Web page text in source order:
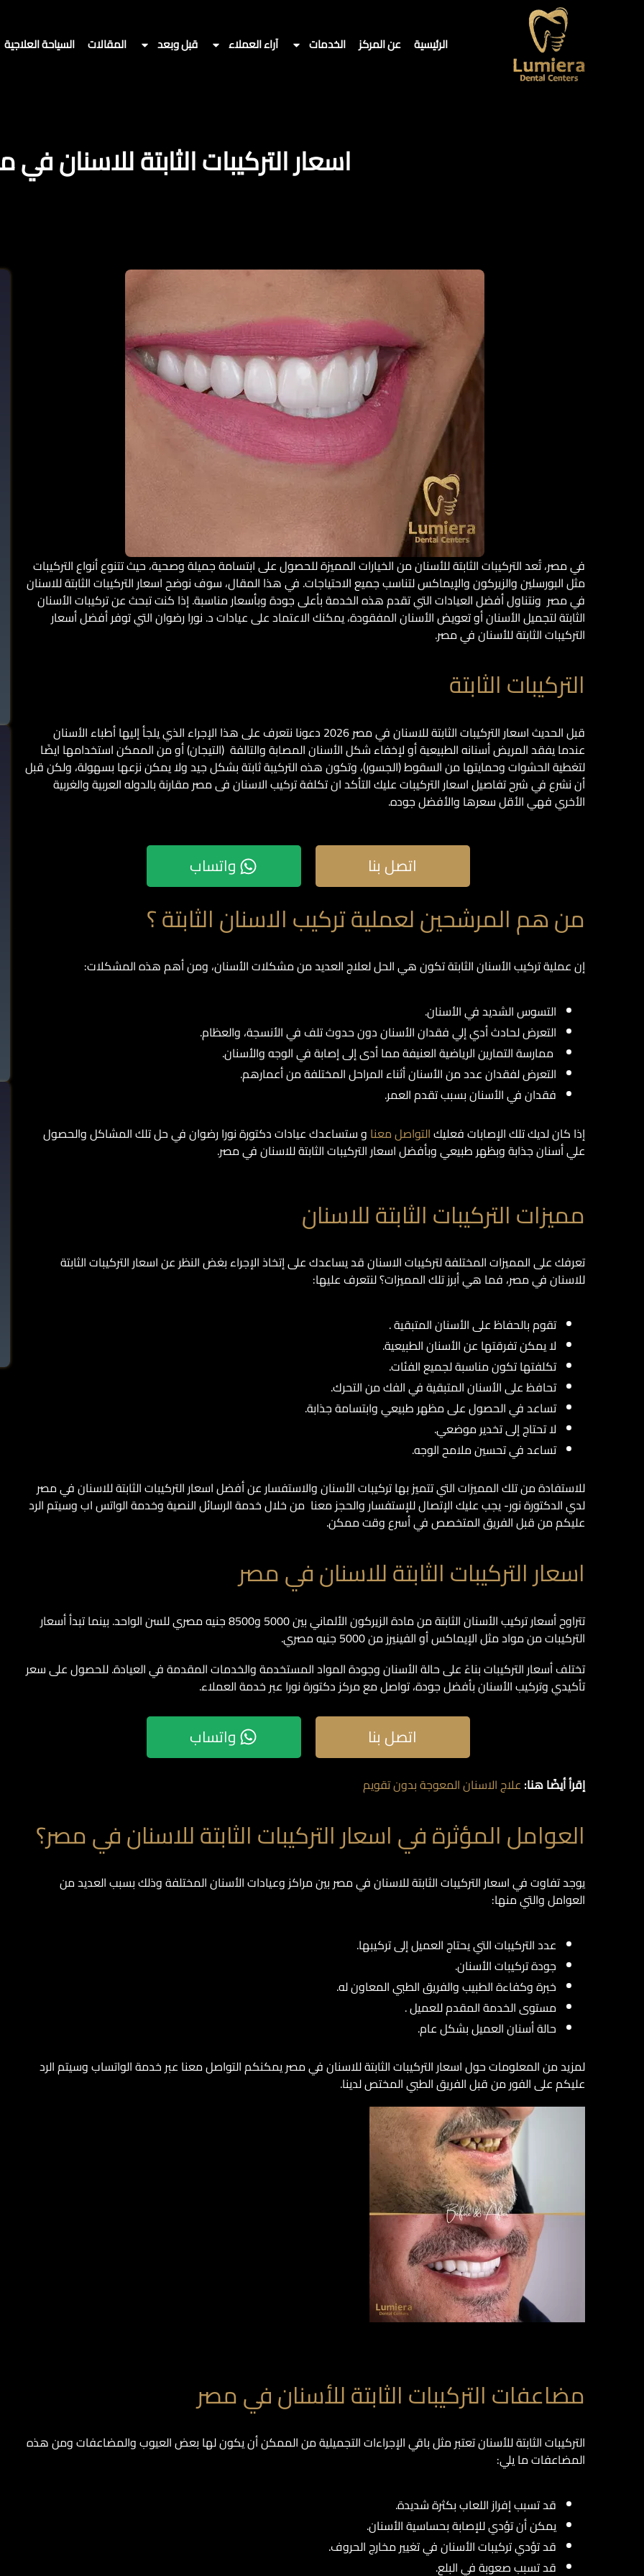
الرئيسية عن المركز الخدمات آراء العملاء قبل وبعد المقالات السياحة العلاجية
اسعار التركيبات الثابتة للاسنان
في مصر، تُعد التركيبات الثابتة للأسنان من الخيارات المميزة للحصول على ابتسامة جميلة وصحية، حيث تتنوع أنواع التركيبات
مثل البورسلين والزيركون والإيماكس لتناسب جميع الاحتياجات. في هذا المقال، سوف نوضح اسعار التركيبات الثابتة للاسنان
في مصر ونتناول أفضل العيادات التي تقدم هذه الخدمة بأعلى جودة وبأسعار مناسبة. إذا كنت تبحث عن تركيبات الأسنان
الثابتة لتجميل الأسنان أو تعويض الأسنان المفقودة، يمكنك الاعتماد على عيادات د. نورا رضوان التي توفر أفضل أسعار
التركيبات الثابتة للأسنان في مصر.
التركيبات الثابتة
قبل الحديث اسعار التركيبات الثابتة للاسنان في مصر 2026 دعونا نتعرف على هذا الإجراء الذي يلجأ إليها أطباء الأسنان
عندما يفقد المريض أسنانه الطبيعية أو لإخفاء شكل الأسنان المصابة والتالفة (التيجان) أو من الممكن استخدامها ايضًا
لتغطية الحشوات وحمايتها من السقوط (الجسور)، وتكون هذه التركيبة ثابتة بشكل جيد ولا يمكن نزعها بسهولة، ولكن قبل
أن نشرع في شرح تفاصيل اسعار التركيبات عليك التأكد ان تكلفة تركيب الاسنان فى مصر مقارنة بالدوله العربية والغربية
الأخري فهي الأقل سعرها والأفضل جوده.
اتصل بنا واتساب
من هم المرشحين لعملية تركيب الاسنان الثابتة ؟
إن عملية تركيب الأسنان الثابتة تكون هي الحل لعلاج العديد من مشكلات الأسنان، ومن أهم هذه المشكلات:
التسوس الشديد في الأسنان.
التعرض لحادث أدي إلي فقدان الأسنان دون حدوث تلف في الأنسجة، والعظام.
ممارسة التمارين الرياضية العنيفة مما أدى إلى إصابة في الوجه والأسنان.
التعرض لفقدان عدد من الأسنان أثناء المراحل المختلفة من أعمارهم.
فقدان في الأسنان بسبب تقدم العمر.
إذا كان لديك تلك الإصابات فعليكالتواصل معنا و ستساعدك عيادات دكتورة نورا رضوان في حل تلك المشاكل والحصول
علي أسنان جذابة وبظهر طبيعي وبأفضل اسعار التركيبات الثابتة للاسنان في مصر.
مميزات التركيبات الثابتة للاسنان
تعرفك على المميزات المختلفة لتركيبات الاسنان قد يساعدك على إتخاذ الإجراء بغض النظر عن اسعار التركيبات الثابتة
للاسنان في مصر، فما هي أبرز تلك المميزات؟ لنتعرف عليها:
تقوم بالحفاظ على الأسنان المتبقية .
لا يمكن تفرقتها عن الأسنان الطبيعية.
تكلفتها تكون مناسبة لجميع الفئات.
تحافظ على الأسنان المتبقية في الفك من التحرك.
تساعد في الحصول على مظهر طبيعي وابتسامة جذابة.
لا تحتاج إلى تخدير موضعي.
تساعد في تحسين ملامح الوجه.
للاستفادة من تلك المميزات التي تتميز بها تركيبات الأسنان والاستفسار عن أفضل اسعار التركيبات الثابتة للاسنان في مصر
لدي الدكتورة نور- يجب عليك الإتصال للإستفسار والحجز معنا من خلال خدمة الرسائل النصية وخدمة الواتس اب وسيتم الرد
عليكم من قبل الفريق المتخصص في أسرع وقت ممكن.
اسعار التركيبات الثابتة للاسنان في مصر
تتراوح أسعار تركيب الأسنان الثابتة من مادة الزيركون الألماني بين 5000 و8500 جنيه مصري للسن الواحد. بينما تبدأ أسعار
التركيبات من مواد مثل الإيماكس أو الفينيرز من 5000 جنيه مصري.
تختلف أسعار التركيبات بناءً على حالة الأسنان وجودة المواد المستخدمة والخدمات المقدمة في العيادة. للحصول على سعر
تأكيدي وتركيب الأسنان بأفضل جودة، تواصل مع مركز دكتورة نورا عبر خدمة العملاء.
اتصل بنا واتساب
إقرأ أيضًا هنا: علاج الاسنان المعوجة بدون تقويم
العوامل المؤثرة في اسعار التركيبات الثابتة للاسنان في مصر؟
يوجد تفاوت في اسعار التركيبات الثابتة للاسنان في مصر بين مراكز وعيادات الأسنان المختلفة وذلك بسبب العديد من
العوامل والتي منها:
عدد التركيبات التي يحتاج العميل إلى تركيبها.
جودة تركيبات الأسنان.
خبرة وكفاءة الطبيب والفريق الطبي المعاون له.
مستوى الخدمة المقدم للعميل .
حالة أسنان العميل بشكل عام.
لمزيد من المعلومات حول اسعار التركيبات الثابتة للاسنان في مصر يمكنكم التواصل معنا عبر خدمة الواتساب وسيتم الرد
عليكم على الفور من قبل الفريق الطبي المختص لدينا.
مضاعفات التركيبات الثابتة للأسنان في مصر
التركيبات الثابتة للأسنان تعتبر مثل باقي الإجراءات التجميلية من الممكن أن يكون لها بعض العيوب والمضاعفات ومن هذه
المضاعفات ما يلي:
قد تسبب إفراز اللعاب بكثرة شديدة.
يمكن أن تؤدي للإصابة بحساسية الأسنان.
قد تؤدي تركيبات الأسنان في تغيير مخارج الحروف.
قد تسبب صعوبة في البلع.